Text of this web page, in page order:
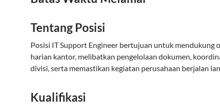
Tentang Posisi
Posisi IT Support Engineer bertujuan untuk mendukung
harian kantor, melibatkan pengelolaan dokumen,
divisi, serta memastikan kegiatan perusahaan berjalan
Kualifikasi